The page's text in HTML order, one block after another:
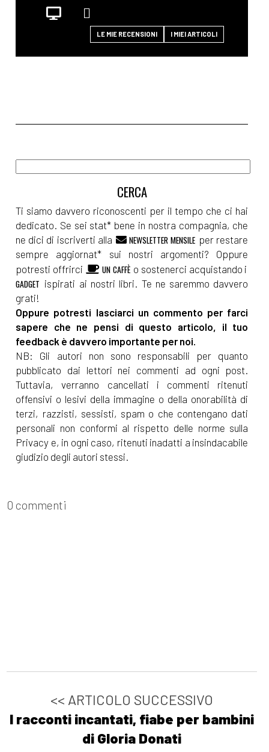
I MIEI ARTICOLI
LE MIE RECENSIONI
Ti siamo davvero riconoscenti per il tempo che ci hai
dedicato. Se sei stat* bene in nostra compagnia, che
ne dici di iscriverti alla
NEWSLETTER MENSILE per restare
sempre aggiornat* sui nostri argomenti? Oppure
potresti offrirci
UN CAFFÈ o sostenerci acquistando i
GADGET ispirati ai nostri libri. Te ne saremmo davvero
grati!
Oppure potresti lasciarci un commento per farci
sapere che ne pensi di questo articolo, il tuo
feedback è davvero importante per noi.
NB: Gli autori non sono responsabili per quanto
pubblicato dai lettori nei commenti ad ogni post.
Tuttavia, verranno cancellati i commenti ritenuti
offensivi o lesivi della immagine o della onorabilità di
terzi, razzisti, sessisti, spam o che contengano dati
personali non conformi al rispetto delle norme sulla
Privacy e, in ogni caso, ritenuti inadatti a insindacabile
giudizio degli autori stessi.
0 commenti
<< ARTICOLO SUCCESSIVO
I racconti incantati, fiabe per bambini
di Gloria Donati